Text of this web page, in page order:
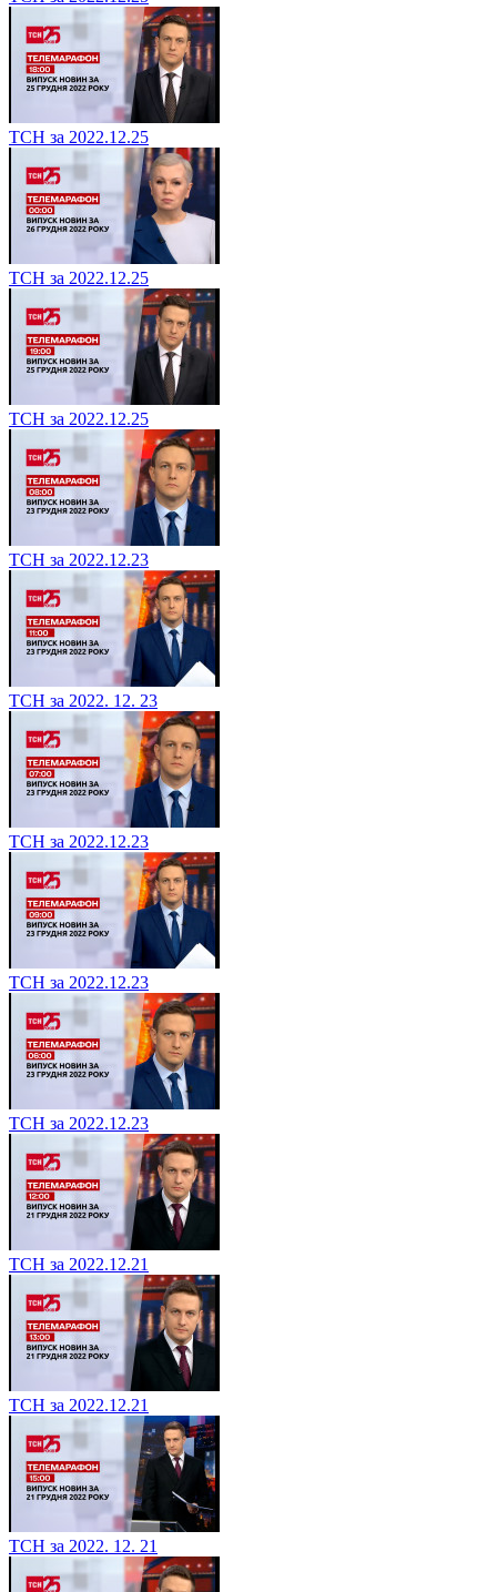
ТСН за 2022.12.25
ТСН за 2022.12.25
ТСН за 2022.12.25
ТСН за 2022.12.23
ТСН за 2022. 12. 23
ТСН за 2022.12.23
ТСН за 2022.12.23
ТСН за 2022.12.23
ТСН за 2022.12.21
ТСН за 2022.12.21
ТСН за 2022. 12. 21